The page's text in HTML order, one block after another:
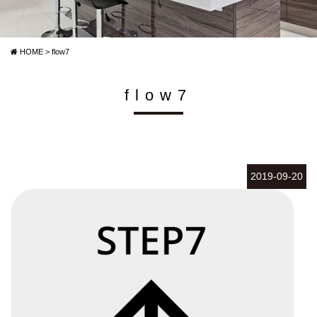
HOME > flow7
flow7
2019-09-20